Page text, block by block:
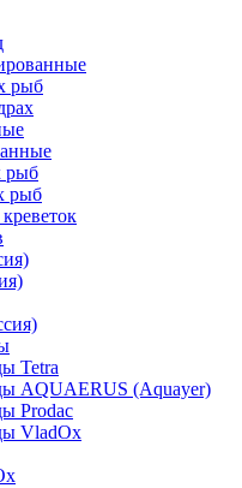
рыб
рыб
рыб
Tetra
AQUAERUS (Aquayer)
Prodac
VladOx